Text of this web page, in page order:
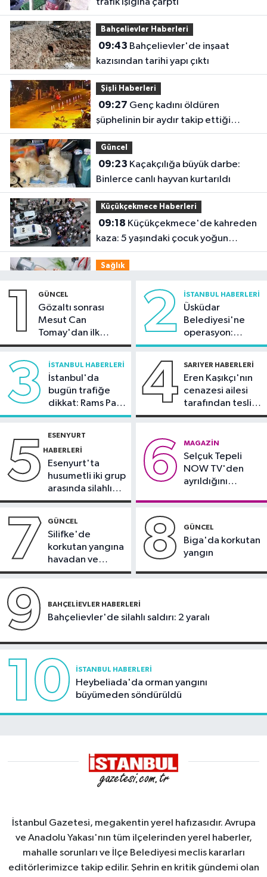
trafik ışığına çarptı
Bahçelievler Haberleri
09:43
kazısından tarihi yapı çıktı
Şişli Haberleri
09:27
şüphelinin bir aydır takip ettiği
belirlendi
Güncel
09:23
Binlerce canlı hayvan kurtarıldı
Küçükçekmece Haberleri
09:18
kaza: 5 yaşındaki çocuk yoğun
bakımda
Sağlık
hastalarına sıcak hava uyarısı
08:57
altında çalışmaya öğle yasağı
yakaladı
1 GÜNCEL
Gözaltı sonrası
Mesut Can
Tomay'dan ilk
açıklama
2 İSTANBUL HABERLERI
Üsküdar
Belediyesi'ne
operasyon:
Sinem Dedetaş'a
3 İSTANBUL HABERLERI
İstanbul'da
bugün trafiğe
dikkat: Rams Park
çevresinde bazı
4 SARIYER HABERLERI
Eren Kaşıkçı'nın
cenazesi ailesi
tarafından teslim
alındı
5 ESENYURT
HABERLERI
Esenyurt'ta
husumetli iki grup
arasında silahlı
kavga
6 MAGAZIN
Selçuk Tepeli
NOW TV'den
ayrıldığını
7 GÜNCEL
Silifke'de
korkutan yangına
havadan ve
karadan
8 GÜNCEL
Biga'da korkutan
yangın
9 BAHÇELIEVLER HABERLERI
Bahçelievler'de silahlı saldırı: 2 yaralı
10 İSTANBUL HABERLERI
Heybeliada'da orman yangını
büyümeden söndürüldü
İstanbul Gazetesi, megakentin yerel hafızasıdır. Avrupa
ve Anadolu Yakası'nın tüm ilçelerinden yerel haberler,
mahalle sorunları ve İlçe Belediyesi meclis kararları
editörlerimizce takip edilir. Şehrin en kritik gündemi olan